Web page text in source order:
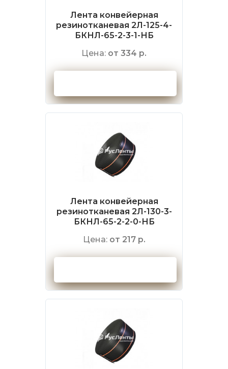
Лента конвейерная
резинотканевая 2Л-125-4-
БКНЛ-65-2-3-1-НБ
Цена: от 334 р.
Лента конвейерная
резинотканевая 2Л-130-3-
БКНЛ-65-2-2-0-НБ
Цена: от 217 р.